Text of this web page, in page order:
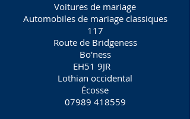
Voitures de mariage
Automobiles de mariage classiques
117
Route de Bridgeness
Bo'ness
EH51 9JR
Lothian occidental
Écosse
07989 418559